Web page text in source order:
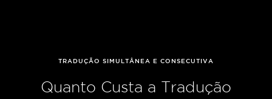
TRADUÇÃO SIMULTÂNEA E CONSECUTIVA
Quanto Custa a Tradução